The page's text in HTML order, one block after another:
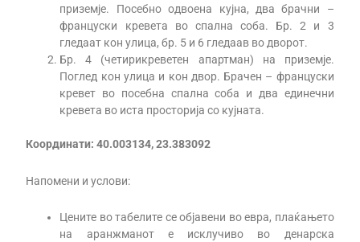
приземје. Посебно одвоена кујна, два брачни –
француски кревета во спална соба. Бр. 2 и 3
гледаат кон улица, бр. 5 и 6 гледаав во дворот.
Бр. 4 (четирикреветен апартман) на приземје.
Поглед кон улица и кон двор. Брачен – француски
кревет во посебна спална соба и два единечни
кревета во иста просторија со кујната.
Координати: 40.003134, 23.383092
Напомени и услови:
Цените во табелите се објавени во евра, плаќањето
на аранжманот е исклучиво во денарска